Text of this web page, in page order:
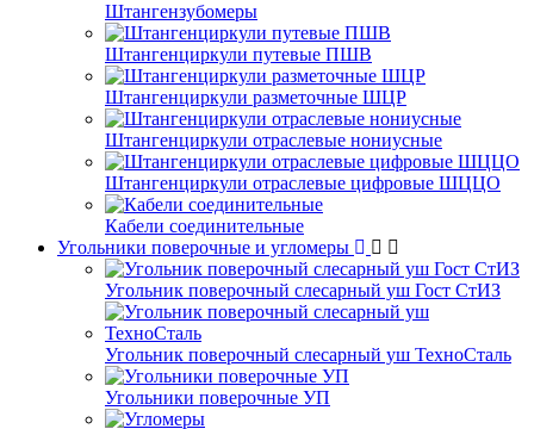
Штангензубомеры
Штангенциркули путевые ПШВ
Штангенциркули разметочные ШЦР
Штангенциркули отраслевые нониусные
Штангенциркули отраслевые цифровые ШЦЦО
Кабели соединительные
Угольники поверочные и угломеры
Угольник поверочный слесарный уш Гост СтИЗ
Угольник поверочный слесарный уш ТехноСталь
Угольники поверочные УП